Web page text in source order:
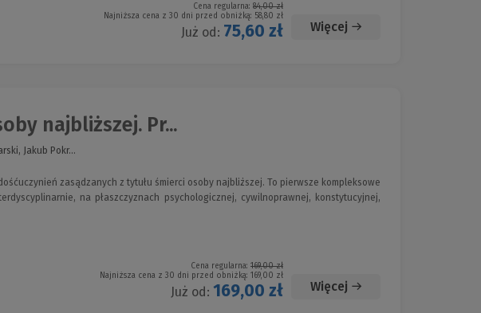
Cena regularna: 84,00 zł
Najniższa cena z 30 dni przed obniżką: 58,80 zł
Już od: 75,60 zł Więcej
najbliższej. Pr...
Jakub Pokr...
zasądzanych z tytułu śmierci osoby najbliższej. To pierwsze kompleksowe
na płaszczyznach psychologicznej, cywilnoprawnej, konstytucyjnej,
Cena regularna: 169,00 zł
Najniższa cena z 30 dni przed obniżką: 169,00 zł
Już od: 169,00 zł Więcej